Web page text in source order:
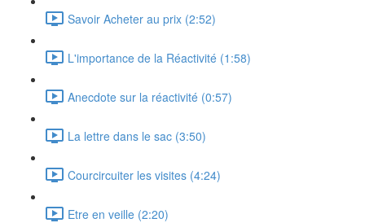
Savoir Acheter au prix (2:52)
L'importance de la Réactivité (1:58)
Anecdote sur la réactivité (0:57)
La lettre dans le sac (3:50)
Courcircuiter les visites (4:24)
Etre en veille (2:20)